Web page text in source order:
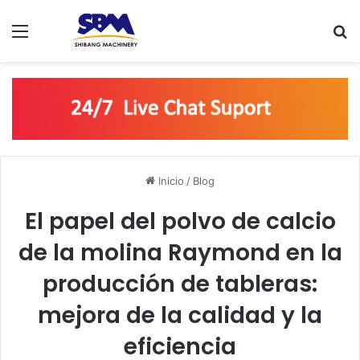
Inicio / Blog
El papel del polvo de calcio
de la molina Raymond en la
producción de tableras:
mejora de la calidad y la
eficiencia